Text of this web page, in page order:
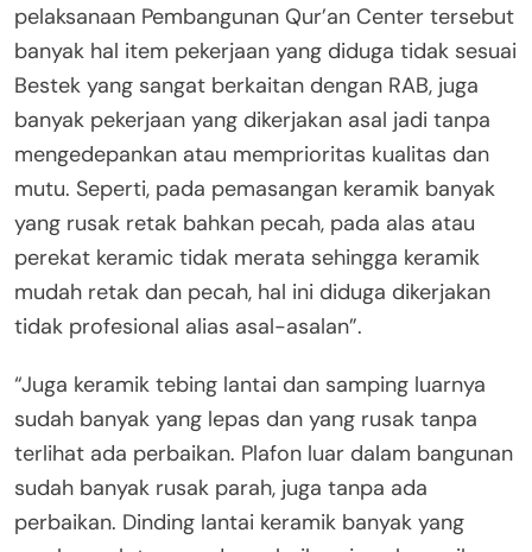
pelaksanaan Pembangunan Qur’an Center tersebut
banyak hal item pekerjaan yang diduga tidak sesuai
Bestek yang sangat berkaitan dengan RAB, juga
banyak pekerjaan yang dikerjakan asal jadi tanpa
mengedepankan atau memprioritas kualitas dan
mutu. Seperti, pada pemasangan keramik banyak
yang rusak retak bahkan pecah, pada alas atau
perekat keramic tidak merata sehingga keramik
mudah retak dan pecah, hal ini diduga dikerjakan
tidak profesional alias asal-asalan”.
“Juga keramik tebing lantai dan samping luarnya
sudah banyak yang lepas dan yang rusak tanpa
terlihat ada perbaikan. Plafon luar dalam bangunan
sudah banyak rusak parah, juga tanpa ada
perbaikan. Dinding lantai keramik banyak yang